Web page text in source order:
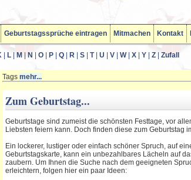
Geburtstagssprüche eintragen Mitmachen Kontakt
L M N O P Q R S T| U V W| X Y Z Zufall
Tags mehr...
Zum Geburtstag...
Geburtstage sind zumeist die schönsten Festtage, vor
Liebsten feiern kann. Doch finden diese zum Geburtstag
Ein lockerer, lustiger oder einfach schöner Spruch, auf
Geburtstagskarte, kann ein unbezahlbares Lächeln auf
zaubern. Um Ihnen die Suche nach dem geeigneten
erleichtern, folgen hier ein paar Ideen: